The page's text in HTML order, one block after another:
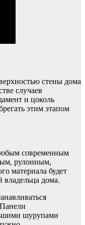
стены дома
случаев
и цоколь
этим этапом
современным
рулонным,
материала будет
владельца дома.
шурупами